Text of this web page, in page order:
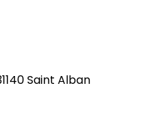
Saint Alban